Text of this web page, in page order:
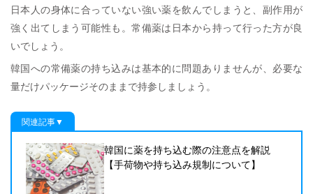
日本人の身体に合っていない強い薬を飲んでしまうと、副作用が
強く出てしまう可能性も。常備薬は日本から持って行った方が良
いでしょう。
韓国への常備薬の持ち込みは基本的に問題ありませんが、必要な
量だけパッケージそのままで持参しましょう。
関連記事▼
韓国に薬を持ち込む際の注意点を解説
【手荷物や持ち込み規制について】